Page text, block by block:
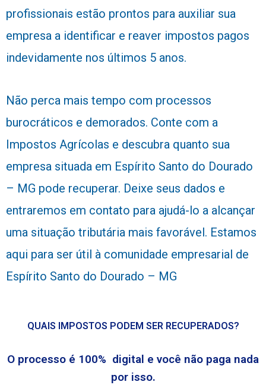
profissionais estão prontos para auxiliar sua
empresa a identificar e reaver impostos pagos
indevidamente nos últimos 5 anos.
Não perca mais tempo com processos
burocráticos e demorados. Conte com a
Impostos Agrícolas e descubra quanto sua
empresa situada em Espírito Santo do Dourado
– MG pode recuperar. Deixe seus dados e
entraremos em contato para ajudá-lo a alcançar
uma situação tributária mais favorável. Estamos
aqui para ser útil à comunidade empresarial de
Espírito Santo do Dourado – MG
QUAIS IMPOSTOS PODEM SER RECUPERADOS?
O processo é 100% digital e você não paga nada
por isso.